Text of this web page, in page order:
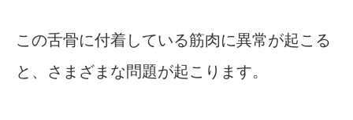
この舌骨に付着している筋肉に異常が起こる
と、さまざまな問題が起こります。